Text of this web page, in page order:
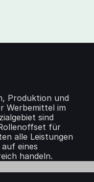
Produktion und
Werbemittel im
sind
für
alle Leistungen
eines
handeln.